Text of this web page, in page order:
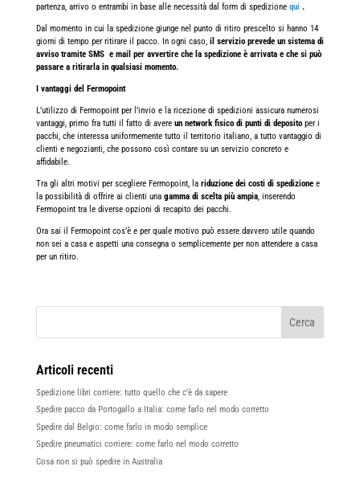
partenza, arrivo o entrambi in base alle necessità dal form di spedizione qui.
Dal momento in cui la spedizione giunge nel punto di ritiro prescelto si hanno 14
giorni di tempo per ritirare il pacco. In ogni caso, il servizio prevede un sistema di
avviso tramite SMS e mail per avvertire che la spedizione è arrivata e che si può
passare a ritirarla in qualsiasi momento.
I vantaggi del Fermopoint
L’utilizzo di Fermopoint per l’invio e la ricezione di spedizioni assicura numerosi
vantaggi, primo fra tutti il fatto di avere un network fisico di punti di depositoper i
pacchi, che interessa uniformemente tutto il territorio italiano, a tutto vantaggio di
clienti e negozianti, che possono così contare su un servizio concreto e
affidabile.
Tra gli altri motivi per scegliere Fermopoint, la riduzione dei costi di spedizione e
la possibilità di offrire ai clienti una gamma di scelta più ampia, inserendo
Fermopoint tra le diverse opzioni di recapito dei pacchi.
Ora sai il Fermopoint cos’è e per quale motivo può essere davvero utile quando
non sei a casa e aspetti una consegna o semplicemente per non attendere a casa
per un ritiro.
Articoli recenti
Spedizione libri corriere: tutto quello che c’è da sapere
Spedire pacco da Portogallo a Italia: come farlo nel modo corretto
Spedire dal Belgio: come farlo in modo semplice
Spedire pneumatici corriere: come farlo nel modo corretto
Cosa non si può spedire in Australia